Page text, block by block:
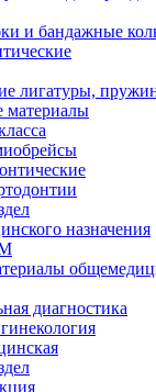
и бандажные
лигатуры,
материалы
назначения
диагностика